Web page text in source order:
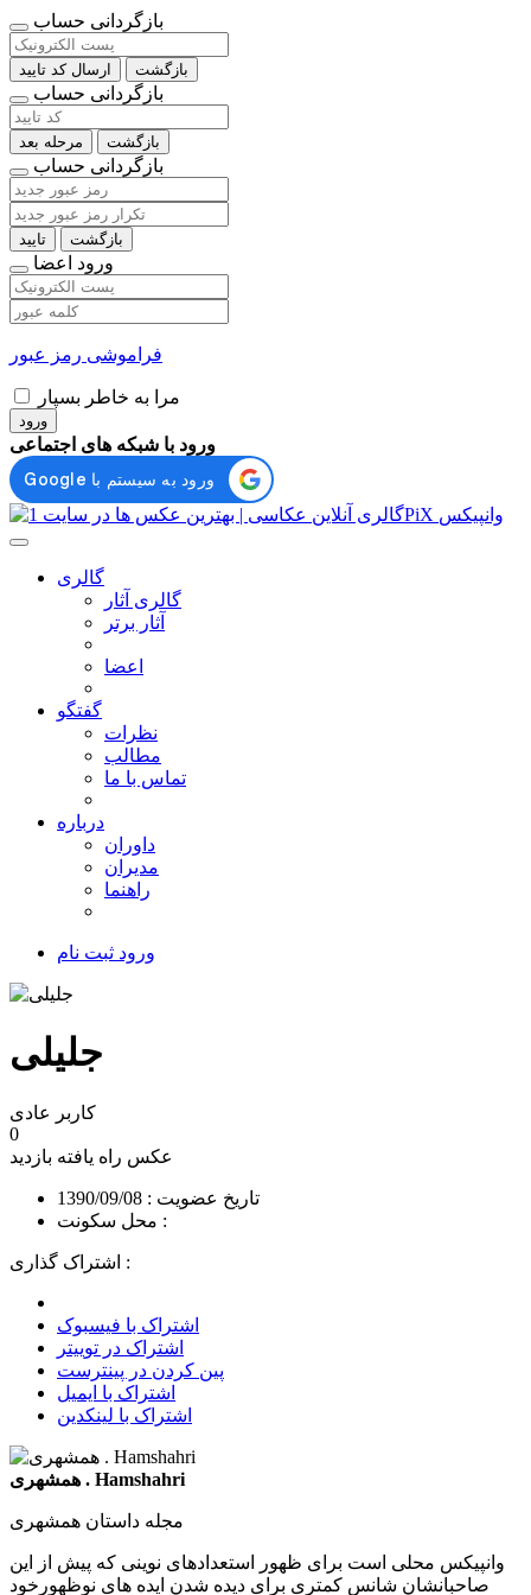
بازگردانی حساب
ارسال کد تایید بازگشت
بازگردانی حساب
مرحله بعد بازگشت
بازگردانی حساب
تایید بازگشت
ورود اعضا
فراموشی رمز عبور
مرا به خاطر بسپار
ورود
ورود با شبکه های اجتماعی
گالری
گالری آثار
آثار برتر
اعضا
گفتگو
نظرات
مطالب
تماس با ما
درباره
داوران
مدیران
راهنما
ورود ثبت نام
جلیلی
کاربر عادی
0
عکس راه یافته بازدید
تاریخ عضویت : 1390/09/08
محل سکونت :
اشتراک گذاری :
اشتراک با فیسبوک
اشتراک در توییتر
پین کردن در پینترست
اشتراک با ایمیل
اشتراک با لینکدین
همشهری . Hamshahri
مجله داستان همشهری
وانپیکس محلی است برای ظهور استعدادهای نوینی که پیش از این
صاحبانشان شانس کمتری برای دیده شدن ایده های نوظهورخود